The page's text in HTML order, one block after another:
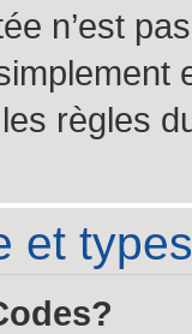
n’est
règles
et